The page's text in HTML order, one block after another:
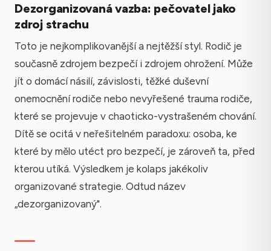
Dezorganizovaná vazba: pečovatel jako
zdroj strachu
Toto je nejkomplikovanější a nejtěžší styl. Rodič je
současně zdrojem bezpečí i zdrojem ohrožení. Může
jít o domácí násilí, závislosti, těžké duševní
onemocnění rodiče nebo nevyřešené trauma rodiče,
které se projevuje v chaoticko-vystrašeném chování.
Dítě se ocitá v neřešitelném paradoxu: osoba, ke
které by mělo utéct pro bezpečí, je zároveň ta, před
kterou utíká. Výsledkem je kolaps jakékoliv
organizované strategie. Odtud název
„dezorganizovaný".